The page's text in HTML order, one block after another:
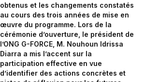
obtenus et les changements constatés
au cours des trois années de mise en
œuvre du programme. Lors de la
cérémonie d’ouverture, le président de
l’ONG G-FORCE, M. Nouhoun Idrissa
Diarra a mis l’accent sur la
participation effective en vue
d’identifier des actions concrètes et